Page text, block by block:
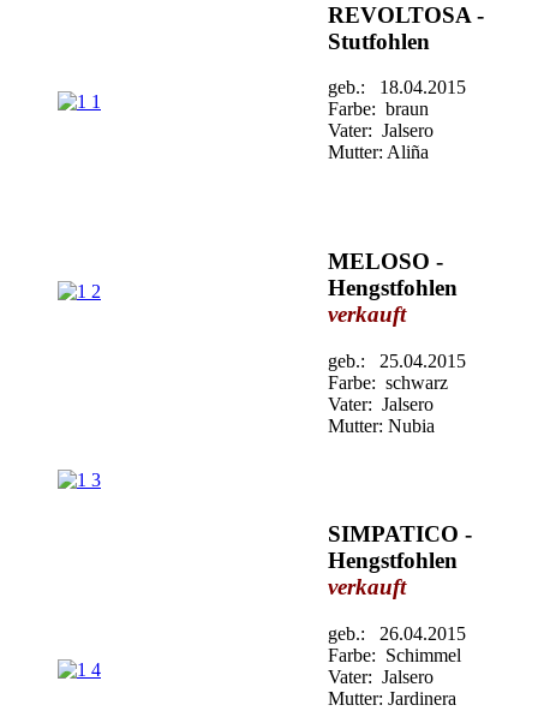
REVOLTOSA -
Stutfohlen
geb.: 18.04.2015
Farbe: braun
Vater: Jalsero
Mutter: Aliña
MELOSO -
Hengstfohlen
verkauft
geb.: 25.04.2015
Farbe: schwarz
Vater: Jalsero
Mutter: Nubia
SIMPATICO -
Hengstfohlen
verkauft
geb.: 26.04.2015
Farbe: Schimmel
Vater: Jalsero
Mutter: Jardinera